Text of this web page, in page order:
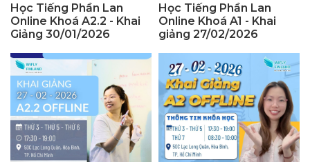
Học Tiếng Phần Lan
Online Khoá A2.2 - Khai
Giảng 30/01/2026
Học Tiếng Phần Lan
Online Khoá A1 - Khai
giảng 27/02/2026